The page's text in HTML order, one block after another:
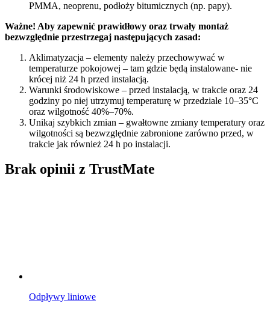
PMMA, neoprenu, podłoży bitumicznych (np. papy).
Ważne! Aby zapewnić prawidłowy oraz trwały montaż
bezwzględnie przestrzegaj następujących zasad:
Aklimatyzacja – elementy należy przechowywać w
temperaturze pokojowej – tam gdzie będą instalowane- nie
krócej niż 24 h przed instalacją.
Warunki środowiskowe – przed instalacją, w trakcie oraz 24
godziny po niej utrzymuj temperaturę w przedziale 10–35°C
oraz wilgotność 40%–70%.
Unikaj szybkich zmian – gwałtowne zmiany temperatury oraz
wilgotności są bezwzględnie zabronione zarówno przed, w
trakcie jak również 24 h po instalacji.
Brak opinii z TrustMate
Odpływy liniowe